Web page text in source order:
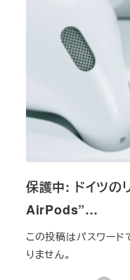
保護中: ドイツの
AirPods”…
この投稿はパスワー
りません。